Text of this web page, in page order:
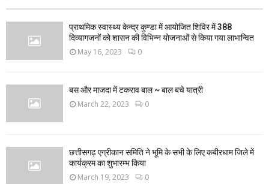
प्राथमिक स्वास्थ्य केन्द्र कुण्डा में आयोजित शिविर में 388
दिव्यागजनों को शासन की विभिन्न योजनाओं से किया गया लाभान्वित
May 16, 2023 0
बस और माजदा में टकराव बाल ~ बाल बचे यात्री
March 22, 2023 0
छत्तीसगढ़ एग्रीकान समिति ने भूमि के सभी के लिए कबीरधाम जिले में
कार्यक्रम का शुभारम्भ किया
March 19, 2023 0